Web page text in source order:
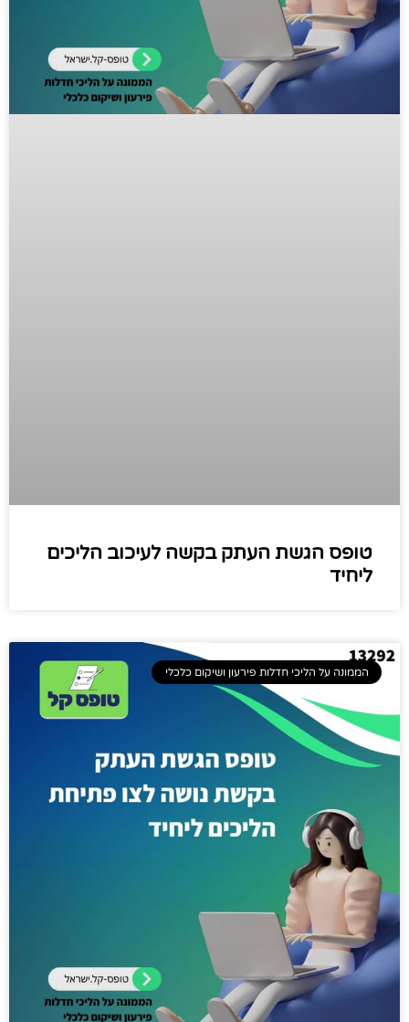
טופס הגשת העתק בקשה לעיכוב הליכים
ליחיד
הממונה על הליכי חדלות פירעון ושיקום כלכלי